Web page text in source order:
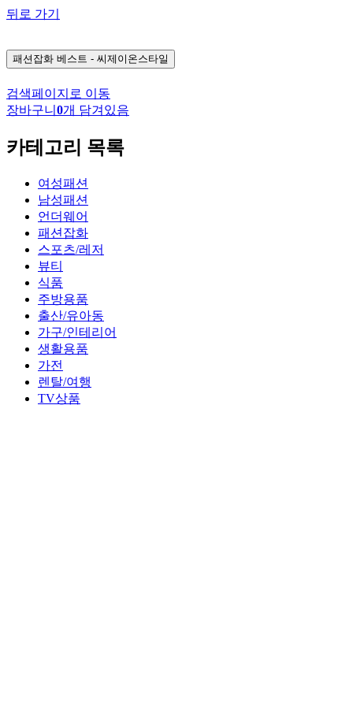
뒤로 가기
패션잡화 베스트 - 씨제이온스타일
검색페이지로 이동
장바구니 0개 담겨있음
카테고리 목록
여성패션
남성패션
언더웨어
패션잡화
스포츠/레저
뷰티
식품
주방용품
출산/유아동
가구/인테리어
생활용품
가전
렌탈/여행
TV상품